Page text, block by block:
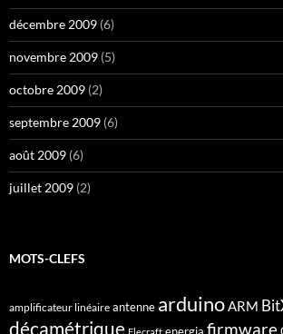
décembre 2009 (6)
novembre 2009 (5)
octobre 2009 (2)
septembre 2009 (6)
août 2009 (6)
juillet 2009 (2)
MOTS-CLEFS
amplificateur linéaire antenne arduinoARM
décamétrique Elecraft firmware